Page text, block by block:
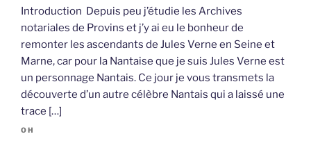
Introduction Depuis peu j’étudie les Archives
notariales de Provins et j’y ai eu le bonheur de
remonter les ascendants de Jules Verne en Seine et
Marne, car pour la Nantaise que je suis Jules Verne est
un personnage Nantais. Ce jour je vous transmets la
découverte d’un autre célèbre Nantais qui a laissé une
trace […]
OH